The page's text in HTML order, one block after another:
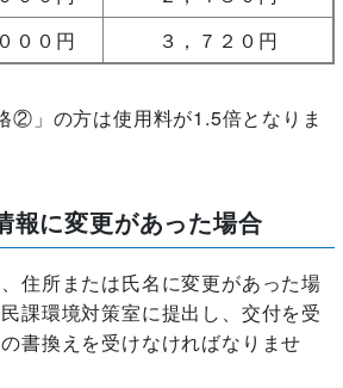
００円 ３，７２０円
」の方は使用料が1.5倍となりま
に変更があった場合
住所または氏名に変更があった場
課環境対策室に提出し、交付を受
書換えを受けなければなりませ